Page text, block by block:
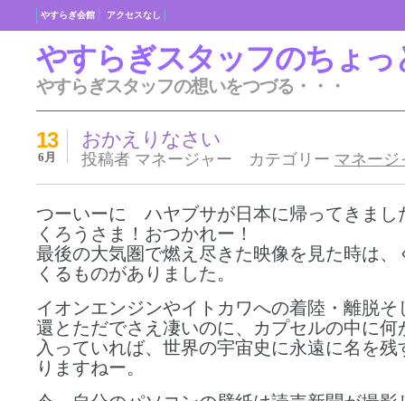
やすらぎスタッフのちょっ
やすらぎスタッフの想いをつづる・・・
やすらぎ会館 アクセスなし
おかえりなさい
13
6月 投稿者 マネージャー カテゴリー マネージ
つーいーに ハヤブサが日本に帰ってきまし
くろうさま！おつかれー！
最後の大気圏で燃え尽きた映像を見た時は、
くるものがありました。
イオンエンジンやイトカワへの着陸・離脱そ
還とただでさえ凄いのに、カプセルの中に何
入っていれば、世界の宇宙史に永遠に名を残
りますねー。